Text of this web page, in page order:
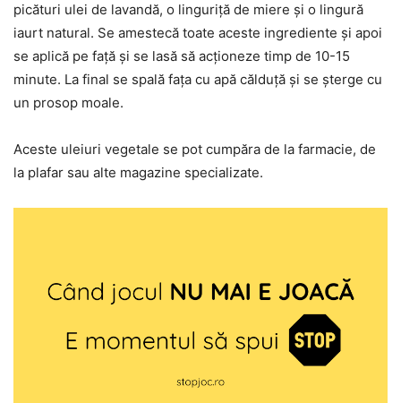
picături ulei de lavandă, o linguriță de miere și o lingură
iaurt natural. Se amestecă toate aceste ingrediente și apoi
se aplică pe față și se lasă să acționeze timp de 10-15
minute. La final se spală fața cu apă călduță și se șterge cu
un prosop moale.
Aceste uleiuri vegetale se pot cumpăra de la farmacie, de
la plafar sau alte magazine specializate.